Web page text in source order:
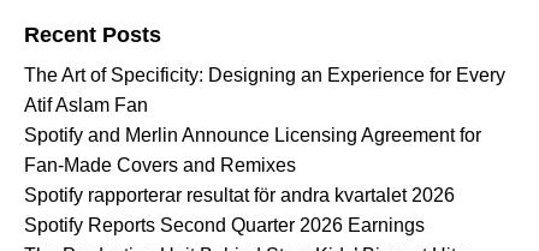
Recent Posts
The Art of Specificity: Designing an Experience for Every
Atif Aslam Fan
Spotify and Merlin Announce Licensing Agreement for
Fan-Made Covers and Remixes
Spotify rapporterar resultat för andra kvartalet 2026
Spotify Reports Second Quarter 2026 Earnings